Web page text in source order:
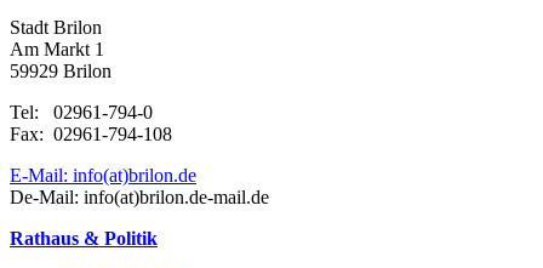
Stadt Brilon
Am Markt 1
59929 Brilon
Tel: 02961-794-0
Fax: 02961-794-108
E-Mail: info(at)brilon.de
De-Mail: info(at)brilon.de-mail.de
Rathaus & Politik